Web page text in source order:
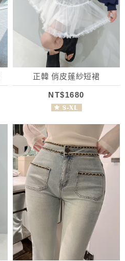
正韓 俏皮蓬紗短裙
NT$1680